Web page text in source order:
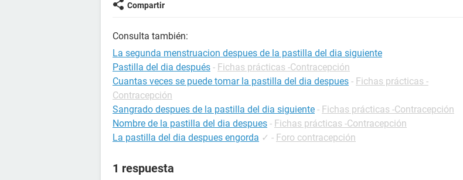
Compartir
Consulta también:
La segunda menstruacion despues de la pastilla del dia siguiente
Pastilla del dia después - Fichas prácticas -Contracepción
Cuantas veces se puede tomar la pastilla del dia despues - Fichas prácticas -
Contracepción
Sangrado despues de la pastilla del dia siguiente - Fichas prácticas -Contracepción
Nombre de la pastilla del dia despues - Fichas prácticas -Contracepción
La pastilla del dia despues engorda ✓ - Foro contracepción
1 respuesta